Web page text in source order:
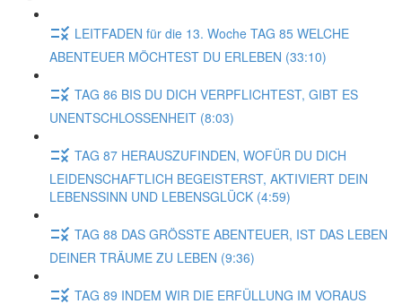
LEITFADEN für die 13. Woche TAG 85 WELCHE
ABENTEUER MÖCHTEST DU ERLEBEN (33:10)
TAG 86 BIS DU DICH VERPFLICHTEST, GIBT ES
UNENTSCHLOSSENHEIT (8:03)
TAG 87 HERAUSZUFINDEN, WOFÜR DU DICH
LEIDENSCHAFTLICH BEGEISTERST, AKTIVIERT DEIN
LEBENSSINN UND LEBENSGLÜCK (4:59)
TAG 88 DAS GRÖSSTE ABENTEUER, IST DAS LEBEN
DEINER TRÄUME ZU LEBEN (9:36)
TAG 89 INDEM WIR DIE ERFÜLLUNG IM VORAUS